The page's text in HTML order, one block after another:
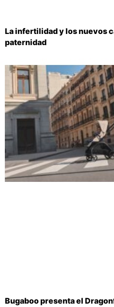
La infertilidad y los nuevos
paternidad
Bugaboo presenta el